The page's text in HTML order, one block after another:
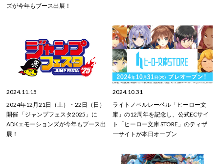
ズが今年もブース出展！
2024.11.15
2024年12月21日（土）・22日（日）
開催 「ジャンプフェスタ2025」に
ADKエモーションズが今年もブース出
展！
2024.10.31
ライトノベルレーベル「ヒーロー文
庫」の12周年を記念し、公式ECサイ
ト「ヒーロー文庫 STORE」のティザ
ーサイトが本日オープン